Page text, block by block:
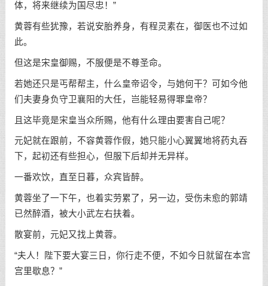
体，将来继续为国尽忠！”
黄蓉有些犹豫，若说安胎养身，有程灵素在，御医也不过如
此。
但这是宋皇御赐，不服便是不尊圣命。
若她还只是丐帮帮主，什么皇帝诏令，与她何干？可如今他
们夫妻身负守卫襄阳的大任，岂能轻易得罪皇帝？
且这毕竟是宋皇当众所赐，他有什么理由要害自己呢？
元妃就在跟前，不容黄蓉作假，她只能小心翼翼地将药丸吞
下，起初还有些担心，但服下后却并无异样。
一番欢饮，直至日暮，众宾皆醉。
黄蓉坐了一下午，也着实劳累了，另一边，受伤未愈的郭靖
已然醉酒，被大小武左右扶着。
散宴前，元妃又找上黄蓉。
“夫人！陛下要大宴三日，你行走不便，不如今日就留在本宫
宫里歇息？”